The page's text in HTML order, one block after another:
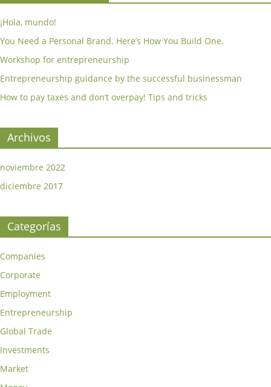
¡Hola, mundo!
You Need a Personal Brand. Here’s How You Build One.
Workshop for entrepreneurship
Entrepreneurship guidance by the successful businessman
How to pay taxes and don’t overpay! Tips and tricks
Archivos
noviembre 2022
diciembre 2017
Categorías
Companies
Corporate
Employment
Entrepreneurship
Global Trade
Investments
Market